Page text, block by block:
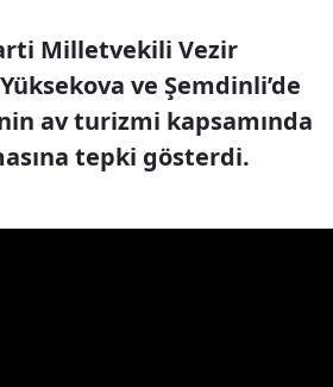
Milletvekili Vezir
ve Şemdinli’de
av turizmi kapsamında
tepki gösterdi.